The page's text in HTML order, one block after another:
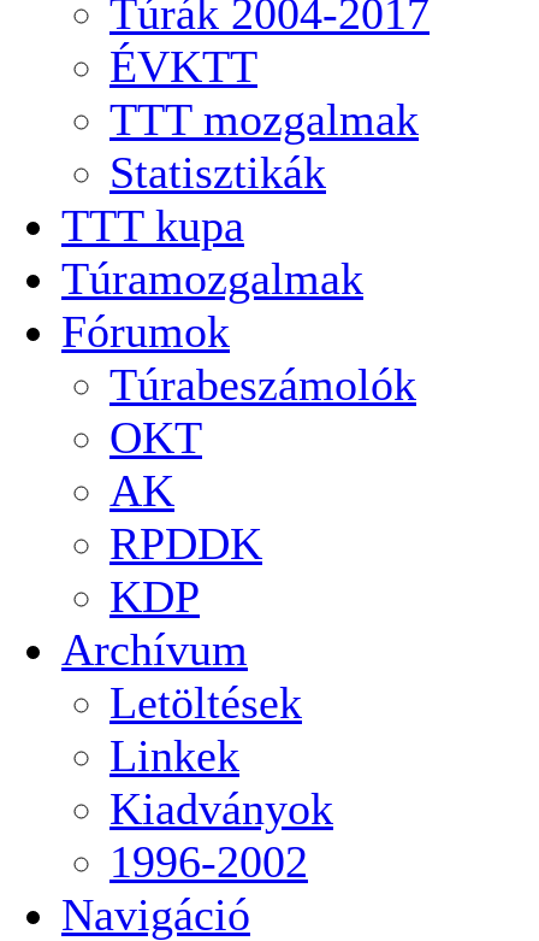
Túrák 2004-2017
ÉVKTT
TTT mozgalmak
Statisztikák
TTT kupa
Túramozgalmak
Fórumok
Túrabeszámolók
OKT
AK
RPDDK
KDP
Archívum
Letöltések
Linkek
Kiadványok
1996-2002
Navigáció